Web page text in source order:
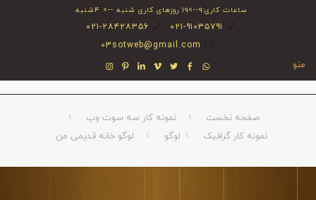
ساعات کاری:۹-->۱۹ روزهای کاری شنبه --> ۴شنبه
۰۲۱-۹۱۰۳۵۷۹۱
۰۲۱-۲۸۴۲۸۳۵۶
03sotweb@gmail.com
منو
صفحه نخست
نمونه کار سه سوت وب
نمونه کار گرافیک
لوگو لوگو خانه قدیمی من